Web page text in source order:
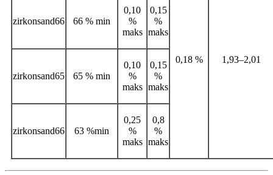
0,18 % 1,93–2,01
zirkonsand66 66 % min
0,10
%
maks
0,15
%
maks
zirkonsand65 65 % min
0,10
%
maks
0,15
%
maks
zirkonsand66 63 %min
0,25
%
maks
0,8
%
maks